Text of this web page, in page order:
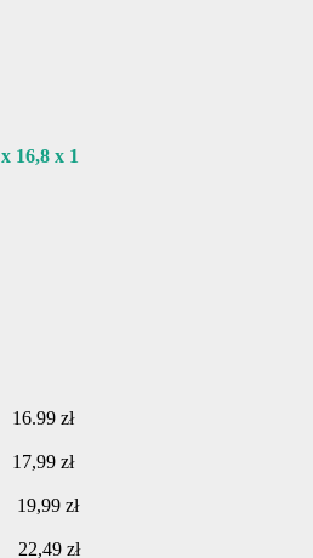
16,8 x 1
zł
zł
zł
zł